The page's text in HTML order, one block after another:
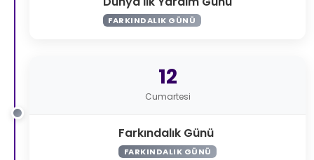
FARKINDALIK GÜNÜ
12
Cumartesi
Farkındalık Günü
FARKINDALIK GÜNÜ